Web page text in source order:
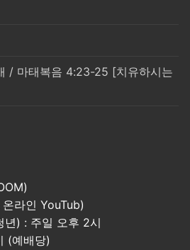
/ 마태복음 4:23-25 [치유하시는
라인 YouTub)
년) : 주일 오후 2시
(예배당)